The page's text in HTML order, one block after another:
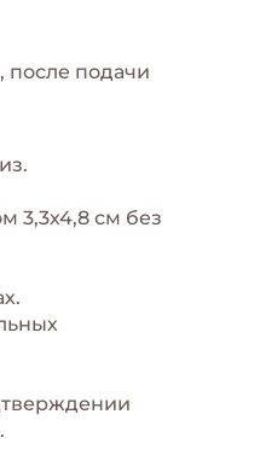
после подачи
3,3х4,8 см без